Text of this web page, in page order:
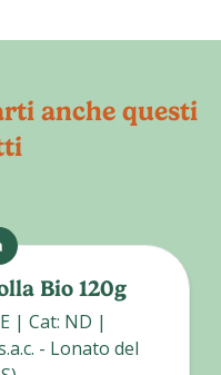
anche questi
Bio 120g
| Cat: ND |
- Lonato del